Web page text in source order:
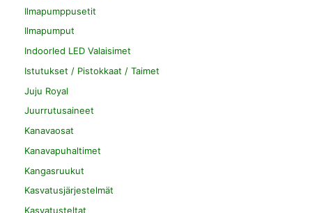
Ilmapumppusetit
Ilmapumput
Indoorled LED Valaisimet
Istutukset / Pistokkaat / Taimet
Juju Royal
Juurrutusaineet
Kanavaosat
Kanavapuhaltimet
Kangasruukut
Kasvatusjärjestelmät
Kasvatusteltat